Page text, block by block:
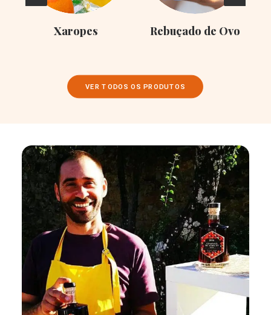
Xaropes Rebuçado de Ovo
VER TODOS OS PRODUTOS